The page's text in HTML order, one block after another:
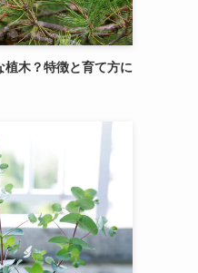
木？特徴と育て方に